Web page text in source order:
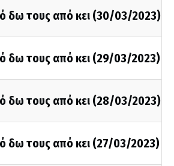
δω τους από κει (30/03/2023)
δω τους από κει (29/03/2023)
δω τους από κει (28/03/2023)
δω τους από κει (27/03/2023)